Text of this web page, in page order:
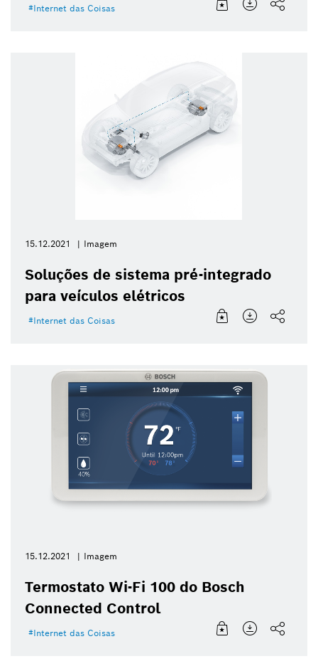
Internet das Coisas
15.12.2021 Imagem
Soluções de sistema pré-integrado
para veículos elétricos
Internet das Coisas
15.12.2021 Imagem
Termostato Wi-Fi 100 do Bosch
Connected Control
Internet das Coisas